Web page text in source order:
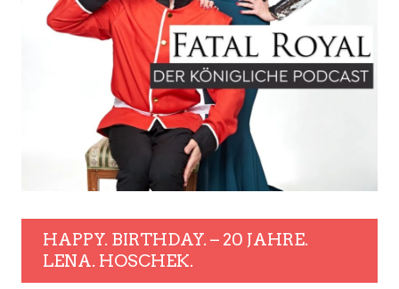
HAPPY. BIRTHDAY. – 20 JAHRE.
LENA. HOSCHEK.